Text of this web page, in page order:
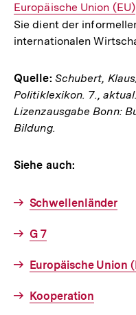
Europäische Union (EU)
Sie dient der
internationalen
Quelle: Schubert,
Politiklexikon. 7.,
Lizenzausgabe Bonn:
Bildung.
Siehe auch:
Schwellenländer
G 7
Europäische Union
Kooperation